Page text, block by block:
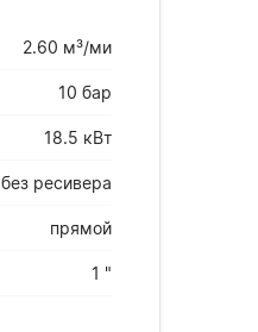
2.60 м³/ми
10 бар
18.5 кВт
без ресивера
прямой
1 "